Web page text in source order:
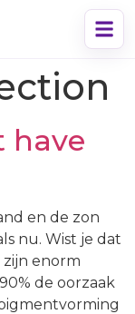
have
en de zon
nu. Wist je dat
enorm
de oorzaak